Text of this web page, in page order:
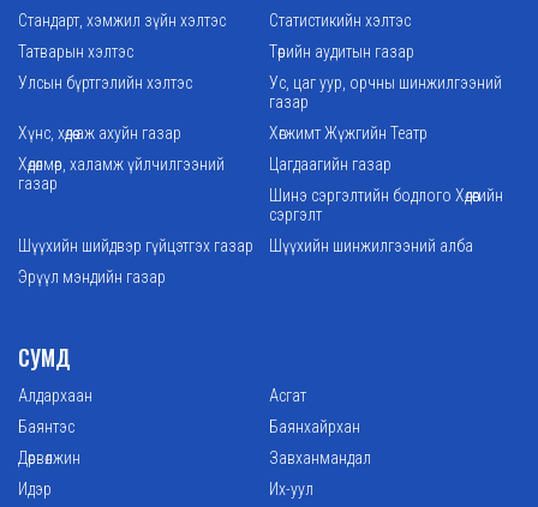
Стандарт, хэмжил зүйн хэлтэс
Статистикийн хэлтэс
Татварын хэлтэс
Төрийн аудитын газар
Улсын бүртгэлийн хэлтэс
Ус, цаг уур, орчны шинжилгээний
газар
Хүнс, хөдөө аж ахуйн газар
Хөгжимт Жүжгийн Театр
Хөдөлмөр, халамж үйлчилгээний
газар
Цагдаагийн газар
Шинэ сэргэлтийн бодлого Хөдөөгийн
сэргэлт
Шүүхийн шийдвэр гүйцэтгэх газар
Шүүхийн шинжилгээний алба
Эрүүл мэндийн газар
СУМД
Алдархаан
Асгат
Баянтэс
Баянхайрхан
Дөрвөлжин
Завханмандал
Идэр
Их-уул